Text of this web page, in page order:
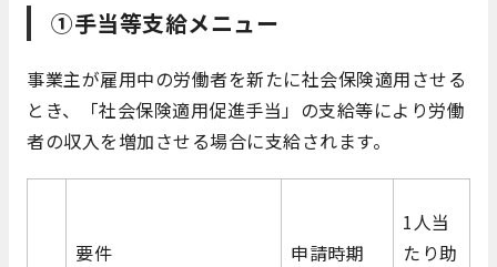
①手当等支給メニュー
事業主が雇用中の労働者を新たに社会保険適用させる
とき、「社会保険適用促進手当」の支給等により労働
者の収入を増加させる場合に支給されます。
要件 申請時期
1人当
たり助